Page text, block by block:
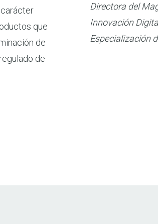
que
de
de
Directora del
Innovación
Especialización